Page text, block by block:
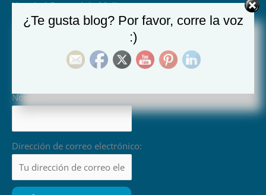
Hospital General de Molina:
C/Asociación s/n - 30500 Molina de Segura, Murcia
Nombre
Dirección de correo electrónico:
¿Te gusta blog? Por favor, corre la voz
:)